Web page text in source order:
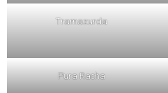
Tramazurda
Pura Racha